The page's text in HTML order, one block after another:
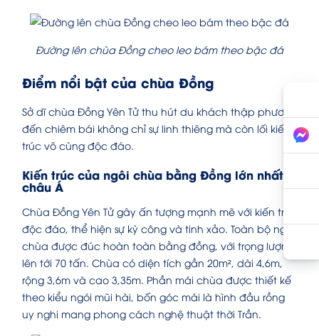
Đường lên chùa Đồng cheo leo bám theo bậc đá
Điểm nổi bật của chùa Đồng
Sở dĩ chùa Đồng Yên Tử thu hút du khách thập phương
đến chiêm bái không chỉ sự linh thiêng mà còn lối kiến
trúc vô cùng độc đáo.
Kiến trúc của ngôi chùa bằng Đồng lớn nhất
châu Á
Chùa Đồng Yên Tử gây ấn tượng mạnh mẽ với kiến trúc
độc đáo, thể hiện sự kỳ công và tinh xảo. Toàn bộ ngôi
chùa được đúc hoàn toàn bằng đồng, với trọng lượng
lên tới 70 tấn. Chùa có diện tích gần 20m², dài 4,6m,
rộng 3,6m và cao 3,35m. Phần mái chùa được thiết kế
theo kiểu ngói mũi hài, bốn góc mái là hình đầu rồng
uy nghi mang phong cách nghệ thuật thời Trần.